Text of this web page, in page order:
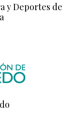
y Deportes de